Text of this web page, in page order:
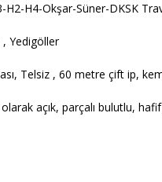
H2-H4-Okşar-Süner-DKSK
, Yedigöller
Telsiz , 60 metre çift ip,
açık, parçalı bulutlu,